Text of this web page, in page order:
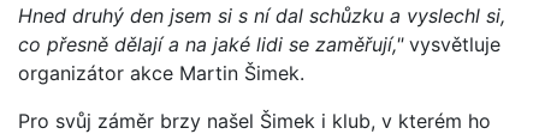
Hned druhý den jsem si s ní dal schůzku a vyslechl si,
co přesně dělají a na jaké lidi se zaměřují,"vysvětluje
organizátor akce Martin Šimek.
Pro svůj záměr brzy našel Šimek i klub, v kterém ho